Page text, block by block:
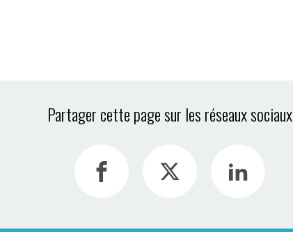
Partager cette page sur les réseaux sociaux